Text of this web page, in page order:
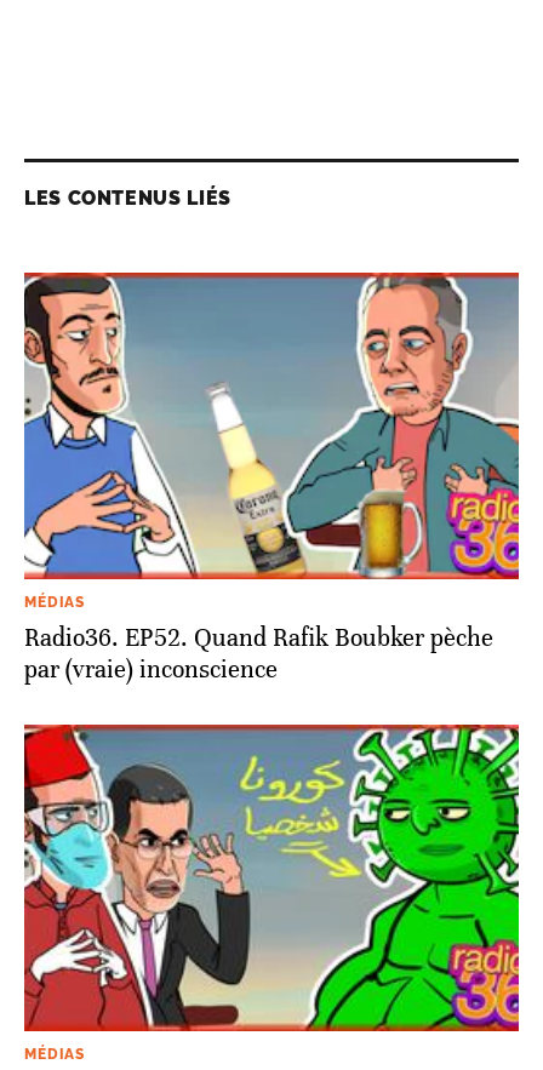
LES CONTENUS LIÉS
MÉDIAS
Radio36. EP52. Quand Rafik Boubker pèche
par (vraie) inconscience
MÉDIAS